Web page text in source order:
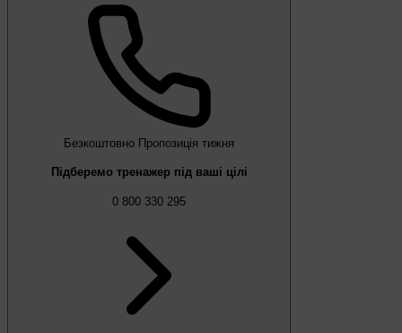
Безкоштовно Пропозиція тижня
Підберемо тренажер під ваші цілі
0 800 330 295